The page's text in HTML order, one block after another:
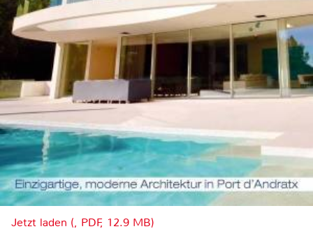
Jetzt laden (, PDF, 12.9 MB)